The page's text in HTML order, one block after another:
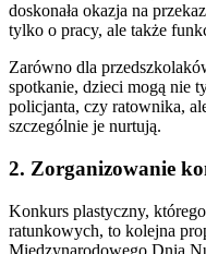
doskonała okazja na
tylko o pracy, ale także
Zarówno dla
spotkanie, dzieci mogą nie
policjanta, czy ratownika,
szczególnie je nurtują.
2. Zorganizowanie
Konkurs plastyczny,
ratunkowych, to kolejna
Międzynarodowego Dnia